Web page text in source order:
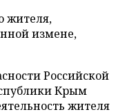
жителя,
измене,
Российской
Крым
жителя